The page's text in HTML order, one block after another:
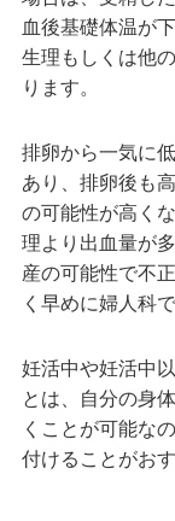
血後基礎体温が
生理もしくは他
ります。
排卵から一気に
あり、排卵後も
の可能性が高く
理より出血量が
産の可能性で不
く早めに婦人科
妊活中や妊活中
とは、自分の身
くことが可能な
付けることがお